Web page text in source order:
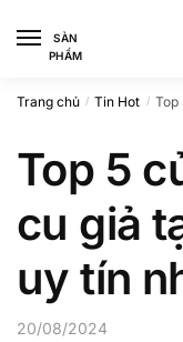
navigation
content
SÀN
PHẨM
Trang chủ / Tin Hot / Top
Top 5
cu giả
uy tín
20/08/2024